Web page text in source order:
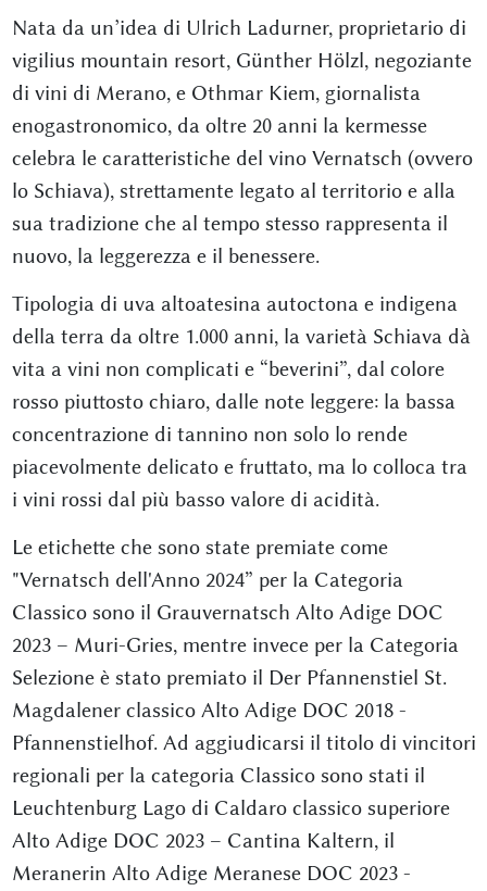
Nata da un’idea di Ulrich Ladurner, proprietario di
vigilius mountain resort, Günther Hölzl, negoziante
di vini di Merano, e Othmar Kiem, giornalista
enogastronomico, da oltre 20 anni la kermesse
celebra le caratteristiche del vino Vernatsch (ovvero
lo Schiava), strettamente legato al territorio e alla
sua tradizione che al tempo stesso rappresenta il
nuovo, la leggerezza e il benessere.
Tipologia di uva altoatesina autoctona e indigena
della terra da oltre 1.000 anni, la varietà Schiava dà
vita a vini non complicati e “beverini”, dal colore
rosso piuttosto chiaro, dalle note leggere: la bassa
concentrazione di tannino non solo lo rende
piacevolmente delicato e fruttato, ma lo colloca tra
i vini rossi dal più basso valore di acidità.
Le etichette che sono state premiate come
"Vernatsch dell'Anno 2024” per la Categoria
Classico sono il Grauvernatsch Alto Adige DOC
2023 – Muri-Gries, mentre invece per la Categoria
Selezione è stato premiato il Der Pfannenstiel St.
Magdalener classico Alto Adige DOC 2018 -
Pfannenstielhof. Ad aggiudicarsi il titolo di vincitori
regionali per la categoria Classico sono stati il
Leuchtenburg Lago di Caldaro classico superiore
Alto Adige DOC 2023 – Cantina Kaltern, il
Meranerin Alto Adige Meranese DOC 2023 -